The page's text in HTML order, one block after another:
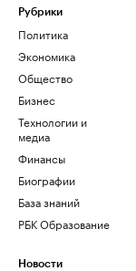
Рубрики
Политика
Экономика
Общество
Бизнес
Технологии и
медиа
Финансы
Биографии
База знаний
РБК Образование
Новости